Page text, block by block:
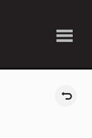
Kup